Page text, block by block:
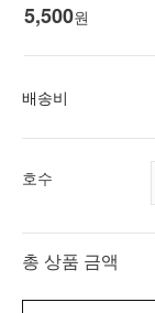
5,500원
배송비
호수
총 상품 금액